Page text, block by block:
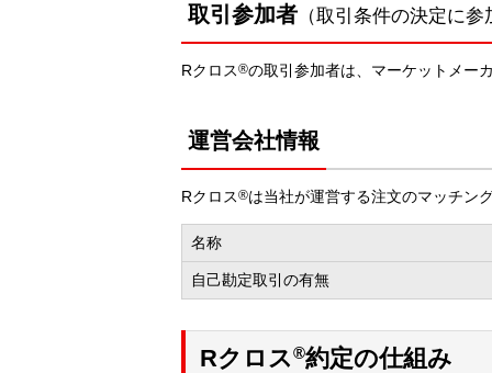
取引参加者 （取引条件の決定に
Rクロス®の取引参加者は、マーケットメー
運営会社情報
Rクロス®は当社が運営する注文のマッチン
名称
自己勘定取引の有無
Rクロス®約定の仕組み